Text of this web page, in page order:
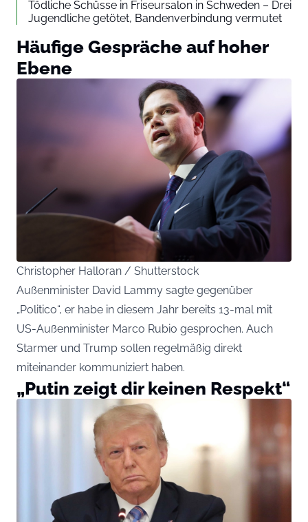
Tödliche Schüsse in Friseursalon in Schweden – Drei
Jugendliche getötet, Bandenverbindung vermutet
Häufige Gespräche auf hoher
Ebene
Christopher Halloran / Shutterstock
Außenminister David Lammy sagte gegenüber
„Politico“, er habe in diesem Jahr bereits 13-mal mit
US-Außenminister Marco Rubio gesprochen. Auch
Starmer und Trump sollen regelmäßig direkt
miteinander kommuniziert haben.
„Putin zeigt dir keinen Respekt“